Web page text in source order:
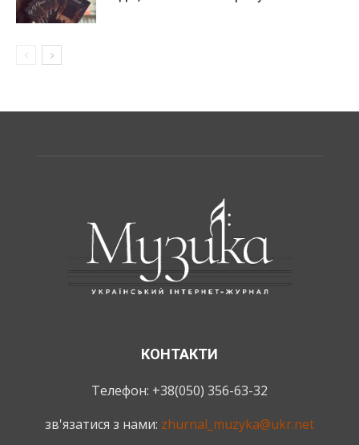
КОНТАКТИ
Телефон: +38(050) 356-63-32
зв'язатися з нами: zhurnal_muzyka@ukr.net